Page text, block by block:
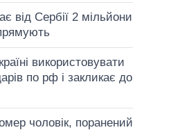
від Сербії 2 мільйони
використовувати
по рф і закликає до
чоловік, поранений